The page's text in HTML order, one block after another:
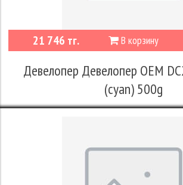
В корзину
21 746 тг.
Девелопер Девелопер OEM
(cyan) 500g